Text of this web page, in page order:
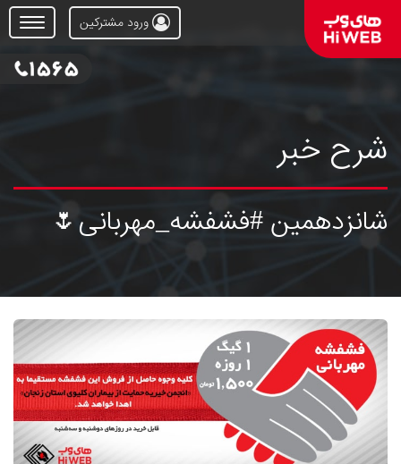
Open
Menu
ورود مشترکین
شرح خبر
شانزدهمین #فشفشه_مهربانی🌷